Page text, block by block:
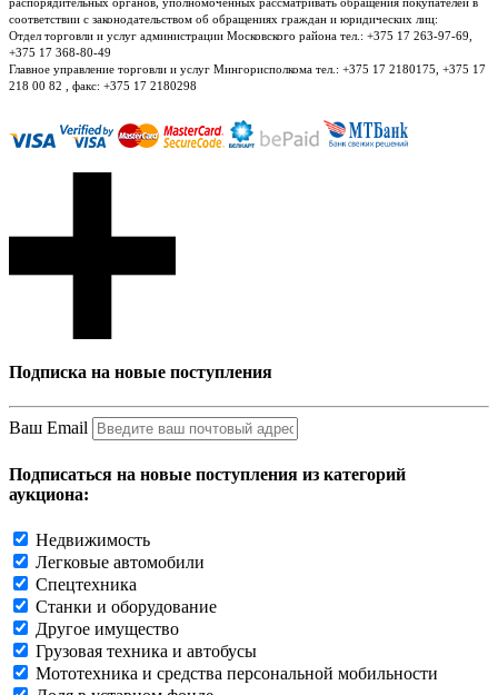
соответствии с законодательством об обращениях граждан и юридических лиц:
Отдел торговли и услуг администрации Московского района тел.: +375 17 263-97-69,
+375 17 368-80-49
Главное управление торговли и услуг Мингорисполкома тел.: +375 17 2180175, +375 17
218 00 82 , факс: +375 17 2180298
Подписка на новые поступления
Ваш Email
Подписаться на новые поступления из категорий
аукциона:
Недвижимость
Легковые автомобили
Спецтехника
Станки и оборудование
Другое имущество
Грузовая техника и автобусы
Мототехника и средства персональной мобильности